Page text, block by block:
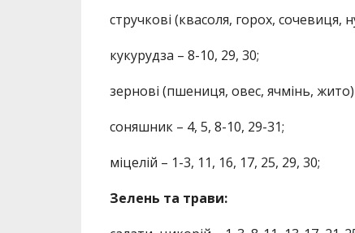
стручкові (квасоля, горох, сочевиця,
кукурудза – 8-10, 29, 30;
зернові (пшениця, овес, ячмінь,
соняшник – 4, 5, 8-10, 29-31;
міцелій – 1-3, 11, 16, 17, 25, 29, 30;
Зелень та трави: